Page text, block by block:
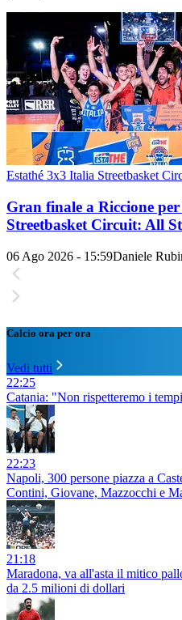
Estathé 3x3 Italia Streetbasket
Gran finale a Riccione
Streetbasket Circuit: All
06 Ago 2026 - 15:59Daniele
Calcio ora per ora
Vedi tutti
22:25
Catania: "Non rispetteremo i
22:23
Napoli, 300 persone piazza a
Contini, Giovane, Mazzocchi e
21:18
Maradona, va all'asta il mitico
da 2.5 milioni di dollari